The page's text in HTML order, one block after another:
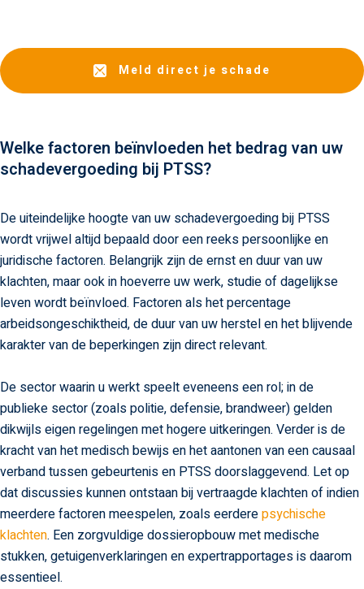
Meld direct je schade
Welke factoren beïnvloeden het bedrag van uw
schadevergoeding bij PTSS?
De uiteindelijke hoogte van uw schadevergoeding bij PTSS
wordt vrijwel altijd bepaald door een reeks persoonlijke en
juridische factoren. Belangrijk zijn de ernst en duur van uw
klachten, maar ook in hoeverre uw werk, studie of dagelijkse
leven wordt beïnvloed. Factoren als het percentage
arbeidsongeschiktheid, de duur van uw herstel en het blijvende
karakter van de beperkingen zijn direct relevant.
De sector waarin u werkt speelt eveneens een rol; in de
publieke sector (zoals politie, defensie, brandweer) gelden
dikwijls eigen regelingen met hogere uitkeringen. Verder is de
kracht van het medisch bewijs en het aantonen van een causaal
verband tussen gebeurtenis en PTSS doorslaggevend. Let op
dat discussies kunnen ontstaan bij vertraagde klachten of indien
meerdere factoren meespelen, zoals eerderepsychische
klachten. Een zorgvuldige dossieropbouw met medische
stukken, getuigenverklaringen en expertrapportages is daarom
essentieel.